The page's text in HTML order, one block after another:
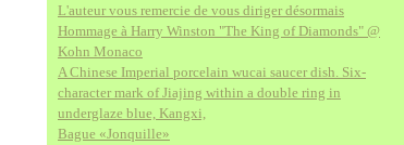
L'auteur vous remercie de vous diriger désormais
Hommage à Harry Winston "The King of Diamonds" @
Kohn Monaco
A Chinese Imperial porcelain wucai saucer dish. Six-
character mark of Jiajing within a double ring in
underglaze blue, Kangxi,
Bague «Jonquille»